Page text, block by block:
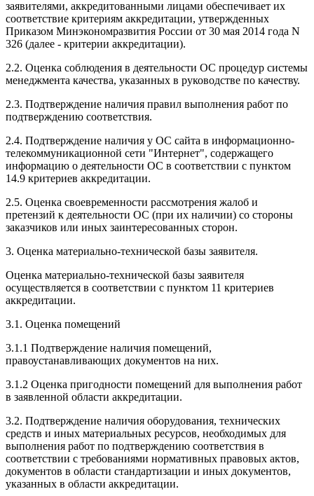
заявителями, аккредитованными лицами обеспечивает их
соответствие критериям аккредитации, утвержденных
Приказом Минэкономразвития России от 30 мая 2014 года N
326 (далее - критерии аккредитации).
2.2. Оценка соблюдения в деятельности ОС процедур системы
менеджмента качества, указанных в руководстве по качеству.
2.3. Подтверждение наличия правил выполнения работ по
подтверждению соответствия.
2.4. Подтверждение наличия у ОС сайта в информационно-
телекоммуникационной сети "Интернет", содержащего
информацию о деятельности ОС в соответствии с пунктом
14.9 критериев аккредитации.
2.5. Оценка своевременности рассмотрения жалоб и
претензий к деятельности ОС (при их наличии) со стороны
заказчиков или иных заинтересованных сторон.
3. Оценка материально-технической базы заявителя.
Оценка материально-технической базы заявителя
осуществляется в соответствии с пунктом 11 критериев
аккредитации.
3.1. Оценка помещений
3.1.1 Подтверждение наличия помещений,
правоустанавливающих документов на них.
3.1.2 Оценка пригодности помещений для выполнения работ
в заявленной области аккредитации.
3.2. Подтверждение наличия оборудования, технических
средств и иных материальных ресурсов, необходимых для
выполнения работ по подтверждению соответствия в
соответствии с требованиями нормативных правовых актов,
документов в области стандартизации и иных документов,
указанных в области аккредитации.